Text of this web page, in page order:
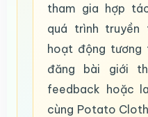
tham gia hợp
quá trình truyền
hoạt động tương
đăng bài giới
feedback hoặc
cùng Potato